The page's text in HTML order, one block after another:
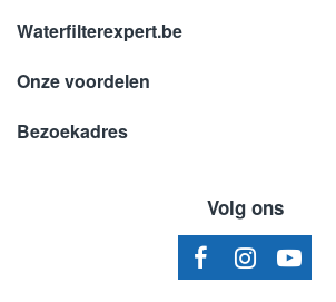
Waterfilterexpert.be
Onze voordelen
Bezoekadres
Volg ons